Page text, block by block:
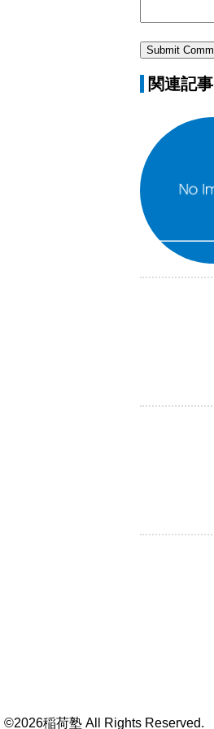
関連記事
©2026稲荷塾 All Rights Reserved.